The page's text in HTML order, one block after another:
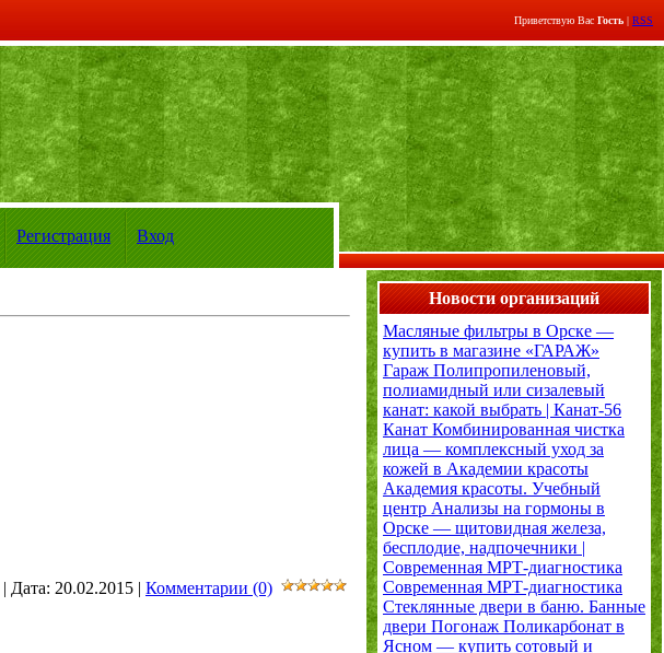
Приветствую Вас Гость | RSS
Регистрация Вход
| Дата: 20.02.2015 | Комментарии (0)
Новости организаций
Масляные фильтры в Орске —
купить в магазине «ГАРАЖ»
Гараж Полипропиленовый,
полиамидный или сизалевый
канат: какой выбрать | Канат-56
Канат Комбинированная чистка
лица — комплексный уход за
кожей в Академии красоты
Академия красоты. Учебный
центр Анализы на гормоны в
Орске — щитовидная железа,
бесплодие, надпочечники |
Современная МРТ-диагностика
Современная МРТ-диагностика
Стеклянные двери в баню. Банные
двери Погонаж Поликарбонат в
Ясном — купить сотовый и